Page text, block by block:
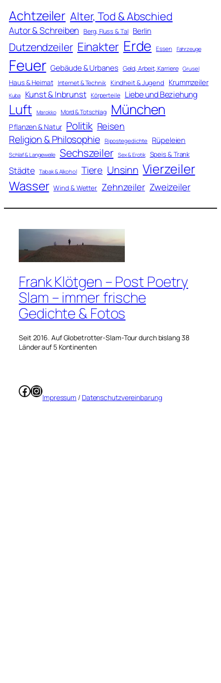
Achtzeiler Alter, Tod & Abschied
Autor & Schreiben Berg, Fluss & Tal Berlin
Dutzendzeiler Einakter Erde Essen Fahrzeuge
Feuer Gebäude & Urbanes Geld, Arbeit, Karriere Grusel
Haus & Heimat Internet & Technik Kindheit & Jugend Krummzeiler
Kuba Kunst & Inbrunst Körperteile Liebe und Beziehung
Luft Marokko Mord & Totschlag München
Pflanzen & Natur Politik Reisen
Religion & Philosophie Ripostegedichte Rüpeleien
Schlaf & Langeweile Sechszeiler Sex & Erotik Speis & Trank
Städte Tabak & Alkohol Tiere Unsinn Vierzeiler
Wasser Wind & Wetter Zehnzeiler Zweizeiler
Frank Klötgen – Post Poetry
Slam – immer frische
Gedichte & Fotos
Seit 2016. Auf Globetrotter-Slam-Tour durch bislang 38
Länder auf 5 Kontinenten
Facebook
Instagram
Impressum / Datenschutzvereinbarung